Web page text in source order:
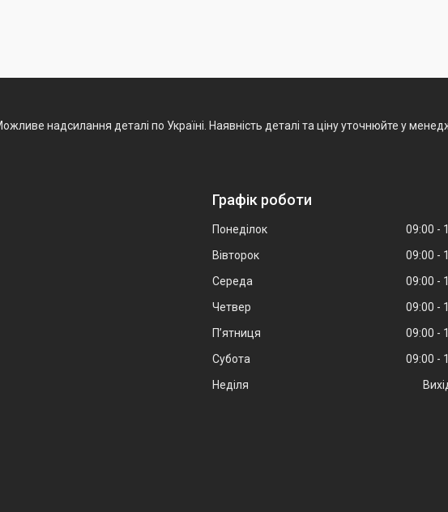
надсилання деталі по Україні. Наявність деталі та ціну уточнюйте у
Графік роботи
Понеділок 09:00
Вівторок
09:00
Середа
09:00
Четвер
09:00
Пʼятниця
09:00
Субота
09:00
Неділя